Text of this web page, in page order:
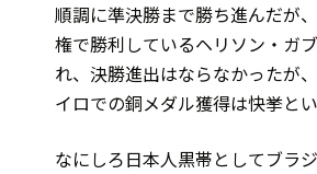
順調に準決勝まで勝ち進んだが
権で勝利しているヘリソン・ガ
れ、決勝進出はならなかったが
イロでの銅メダル獲得は快挙とい
なにしろ日本人黒帯としてブラ